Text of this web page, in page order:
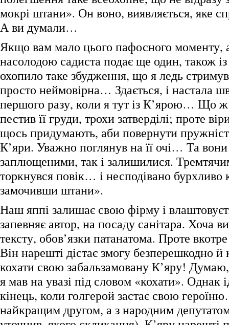
мокрі штани». Он воно, виявляється, яке
А ви думали…
Якщо вам мало цього пафосного моменту,
насолодою садиста подає ще один, також
охопило таке збудження, що я ледь
просто неймовірна… Здається, і настала
першого разу, коли я тут із К’ярою… Що
пестив її груди, трохи затверділі; проте
щось придумають, аби повернути
К’яри. Уважно поглянув на її очі… Та
заплющеними, так і залишилися.
торкнувся повік… і несподівано бурхливо
замочивши штани».
Наш яппі залишає свою фірму і
запевняє автор, на посаду санітара. Хоча
тексту, обов’язки патанатома. Проте
Він нарешті дістає змогу безперешкодно й
кохати свою забальзамовану К’яру!
я мав на увазі під словом «кохати». Однак
кінець, коли голгерой застає свою
найкращим другом, а з народним